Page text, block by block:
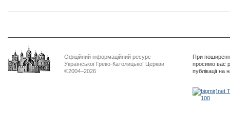
Офіційний інформаційний ресурс
Української Греко-Католицької Церкви
©2004–2026
При
просимо вас
публікації на